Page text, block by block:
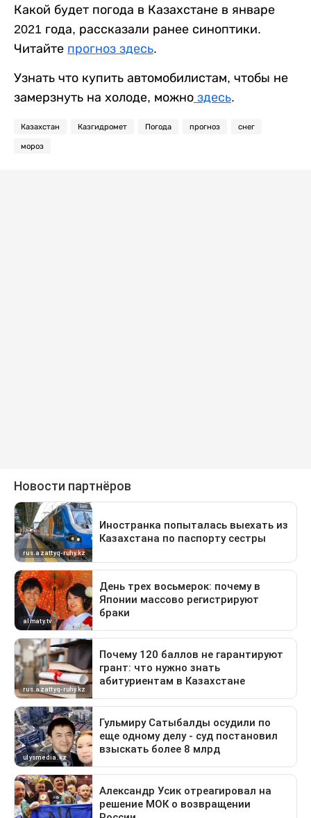
Какой будет погода в Казахстане в январе
2021 года, рассказали ранее синоптики.
Читайте прогноз здесь.
Узнать что купить автомобилистам, чтобы не
замерзнуть на холоде, можно здесь.
Казахстан Казгидромет Погода прогноз снег
мороз